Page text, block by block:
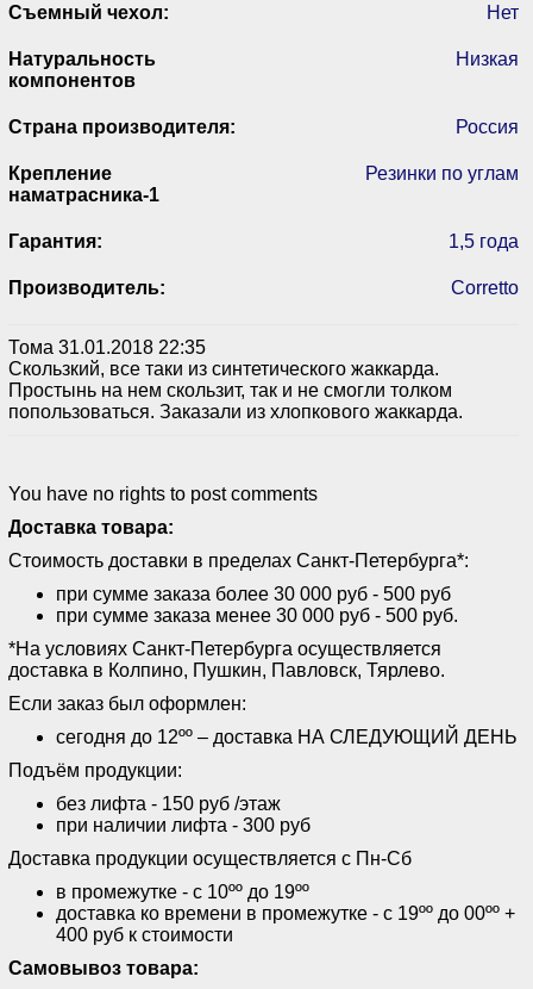
Съемный чехол: Нет
Натуральность
компонентов
Низкая
Страна производителя: Россия
Крепление
наматрасника-1
Резинки по углам
Гарантия: 1,5 года
Производитель: Corretto
Тома 31.01.2018 22:35
Скользкий, все таки из синтетического жаккарда.
Простынь на нем скользит, так и не смогли толком
попользоваться. Заказали из хлопкового жаккарда.
You have no rights to post comments
Доставка товара:
Стоимость доставки в пределах Санкт-Петербурга*:
при сумме заказа более 30 000 руб - 500 руб
при сумме заказа менее 30 000 руб - 500 руб.
*На условиях Санкт-Петербурга осуществляется
доставка в Колпино, Пушкин, Павловск, Тярлево.
Если заказ был оформлен:
сегодня до 12ºº – доставка НА СЛЕДУЮЩИЙ ДЕНЬ
Подъём продукции:
без лифта - 150 руб /этаж
при наличии лифта - 300 руб
Доставка продукции осуществляется с Пн-Сб
в промежутке - с 10ºº до 19ºº
доставка ко времени в промежутке - с 19ºº до 00ºº +
400 руб к стоимости
Самовывоз товара: